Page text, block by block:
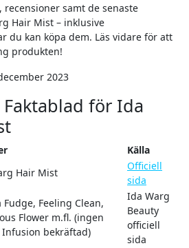
samt de senaste
Hair Mist – inklusive
du kan köpa dem. Läs vidare för att
produkten!
2023
för Ida
Källa
Hair Mist
Officiell
sida
Fudge, Feeling Clean,
Flower m.fl. (ingen
Infusion bekräftad)
Ida Warg
Beauty
officiell
sida